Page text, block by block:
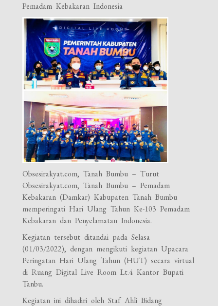
Pemadam Kebakaran Indonesia
Obsesirakyat.com, Tanah Bumbu – Turut
Obsesirakyat.com, Tanah Bumbu – Pemadam
Kebakaran (Damkar) Kabupaten Tanah Bumbu
memperingati Hari Ulang Tahun Ke-103 Pemadam
Kebakaran dan Penyelamatan Indonesia.
Kegiatan tersebut ditandai pada Selasa
(01/03/2022), dengan mengikuti kegiatan Upacara
Peringatan Hari Ulang Tahun (HUT) secara virtual
di Ruang Digital Live Room Lt.4 Kantor Bupati
Tanbu.
Kegiatan ini dihadiri oleh Staf Ahli Bidang